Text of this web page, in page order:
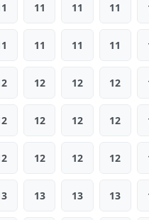
11 11 11
11 11 11
12 12 12
12 12 12
12 12 12
13 13 13